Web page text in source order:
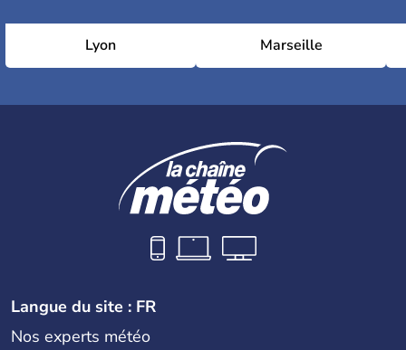
Lyon Marseille
Langue du site : FR
Nos experts météo